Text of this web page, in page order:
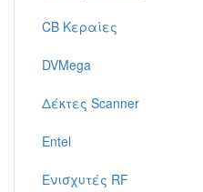
CB Κεραίες
DVMega
Δέκτες Scanner
Entel
Ενισχυτές RF